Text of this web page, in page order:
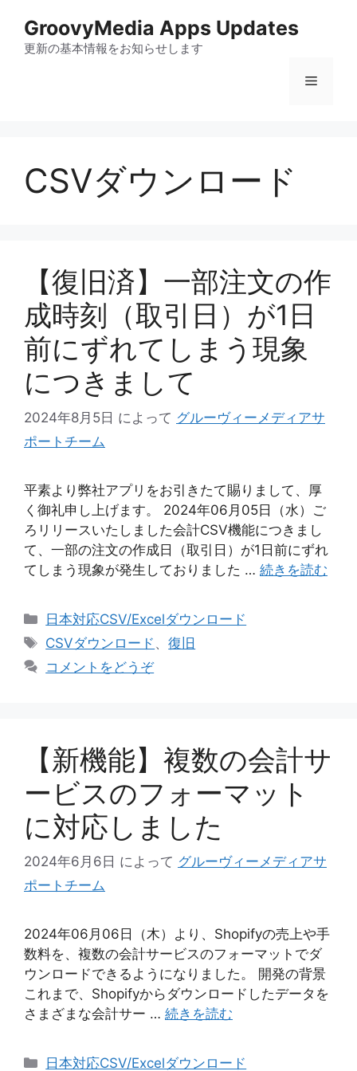
GroovyMedia Apps Updates
更新の基本情報をお知らせします
メ
CSVダウンロード
【復旧済】一部注文の作
成時刻（取引日）が1日
前にずれてしまう現象
につきまして
2024年8月5日 によって グルーヴィーメディアサ
ポートチーム
平素より弊社アプリをお引きたて賜りまして、厚
く御礼申し上げます。 2024年06月05日（水）ご
ろリリースいたしました会計CSV機能につきまし
て、一部の注文の作成日（取引日）が1日前にずれ
てしまう現象が発生しておりました … 続きを読む
カ
テ
リ
日本対応CSV/Excelダウンロード
タ
CSVダウンロード 、復旧
コメントをどうぞ
【新機能】複数の会計サ
ービスのフォーマット
に対応しました
2024年6月6日 によって グルーヴィーメディアサ
ポートチーム
2024年06月06日（木）より、Shopifyの売上や手
数料を、複数の会計サービスのフォーマットでダ
ウンロードできるようになりました。 開発の背景
これまで、Shopifyからダウンロードしたデータを
さまざまな会計サー … 続きを読む
カ
日本対応CSV/Excelダウンロード